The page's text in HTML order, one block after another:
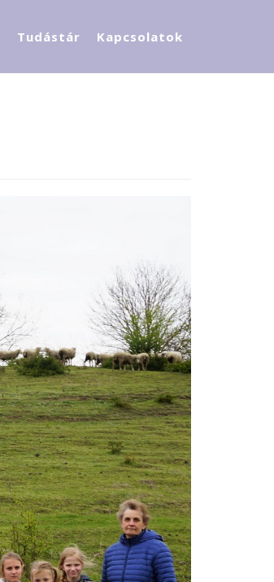
Tudástár Kapcsolatok